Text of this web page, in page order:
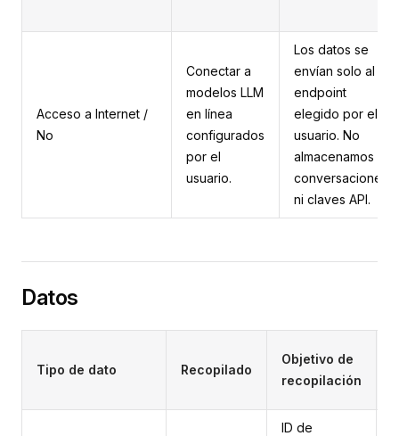
Acceso a Internet /
No
Conectar a
modelos LLM
en línea
configurados
por el
usuario.
Los datos se
envían solo al
endpoint
elegido por el
usuario. No
almacenamos
conversaciones
ni claves API.
Datos
Tipo de dato Recopilado
Objetivo de
recopilación
ID de